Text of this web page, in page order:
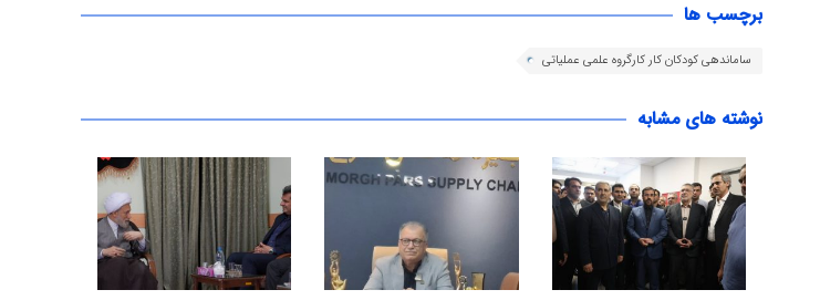
برچسب ها
ساماندهی کودکان کار کارگروه علمی عملیاتی
نوشته های مشابه